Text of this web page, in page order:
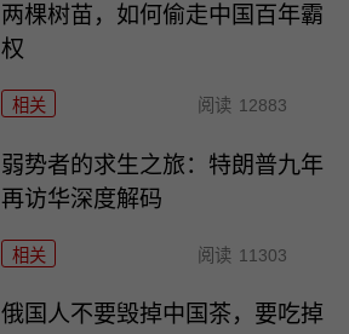
两棵树苗，如何偷走中国百年霸
权
相关 阅读 12883
弱势者的求生之旅：特朗普九年
再访华深度解码
相关 阅读 11303
俄国人不要毁掉中国茶，要吃掉